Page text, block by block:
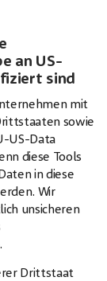
an US-
sind
mit
sowie
US-Data
diese Tools
in diese
Wir
unsicheren
Drittstaat